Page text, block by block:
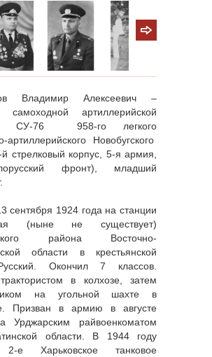
Владимир Алексеевич –
самоходной артиллерийской
СУ-76 958-го легкого
артиллерийского Новобугского
й стрелковый корпус, 5-я армия,
фронт), младший
сентября 1924 года на станции
(ныне не существует)
района Восточно-
области в крестьянской
Окончил 7 классов.
в колхозе, затем
на угольной шахте в
Призван в армию в августе
Урджарским райвоенкоматом
области. В 1944 году
2-е Харьковское танковое